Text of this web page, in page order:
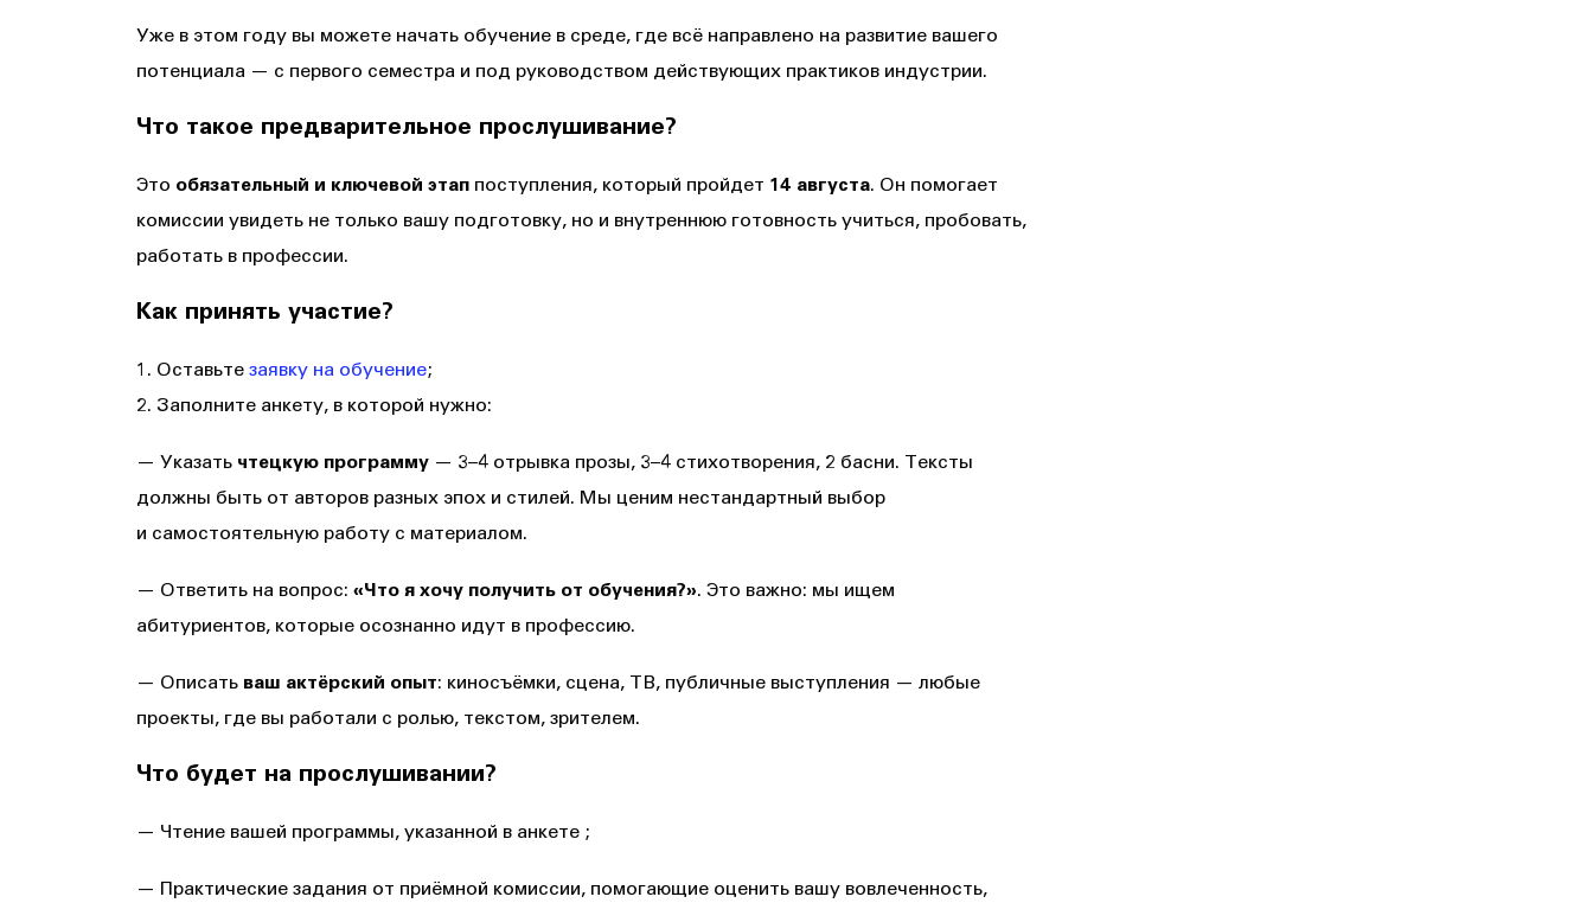
Уже в этом году вы можете начать обучение в среде, где всё направлено на развитие вашего
потенциала — с первого семестра и под руководством действующих практиков индустрии.
Что такое предварительное прослушивание?
Это обязательный и ключевой этап поступления, который пройдет 14 августа. Он помогает
комиссии увидеть не только вашу подготовку, но и внутреннюю готовность учиться, пробовать,
работать в профессии.
Как принять участие?
1. Оставьте заявку на обучение;
2. Заполните анкету, в которой нужно:
— Указать чтецкую программу — 3–4 отрывка прозы, 3–4 стихотворения, 2 басни. Тексты
должны быть от авторов разных эпох и стилей. Мы ценим нестандартный выбор
и самостоятельную работу с материалом.
— Ответить на вопрос: «Что я хочу получить от обучения?». Это важно: мы ищем
абитуриентов, которые осознанно идут в профессию.
— Описать ваш актёрский опыт: киносъёмки, сцена, ТВ, публичные выступления — любые
проекты, где вы работали с ролью, текстом, зрителем.
Что будет на прослушивании?
— Чтение вашей программы, указанной в анкете ;
— Практические задания от приёмной комиссии, помогающие оценить вашу вовлеченность,